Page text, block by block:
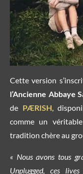
Cette version
l’Ancienne Abbaye
de PÆRISH,
comme un
tradition chère au
« Nous avons tous
Unplugged, ces